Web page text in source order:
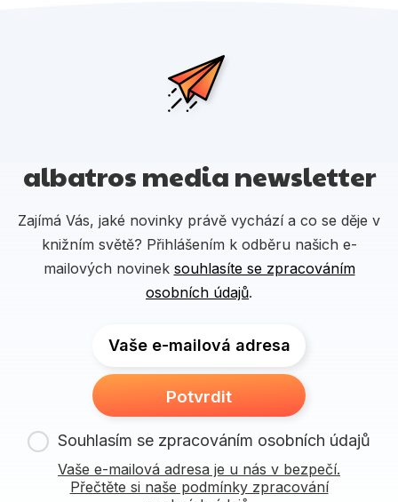
albatros media newsletter
Zajímá Vás, jaké novinky právě vychází a co se děje v
knižním světě? Přihlášením k odběru našich e-
mailových novinek souhlasíte se zpracováním
osobních údajů.
Vaše e-mailová adresa
Potvrdit
Souhlasím se zpracováním osobních údajů
Vaše e-mailová adresa je u nás v bezpečí.
Přečtěte si naše podmínky zpracování